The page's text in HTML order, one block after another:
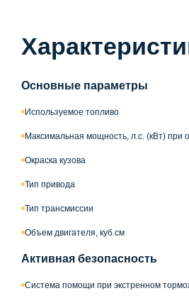
Основные параметры
Используемое топливо
Максимальная мощность, л.с. (кВт) при
Окраска кузова
Тип привода
Тип трансмиссии
Объем двигателя, куб.см
Активная безопасность
Система помощи при экстренном